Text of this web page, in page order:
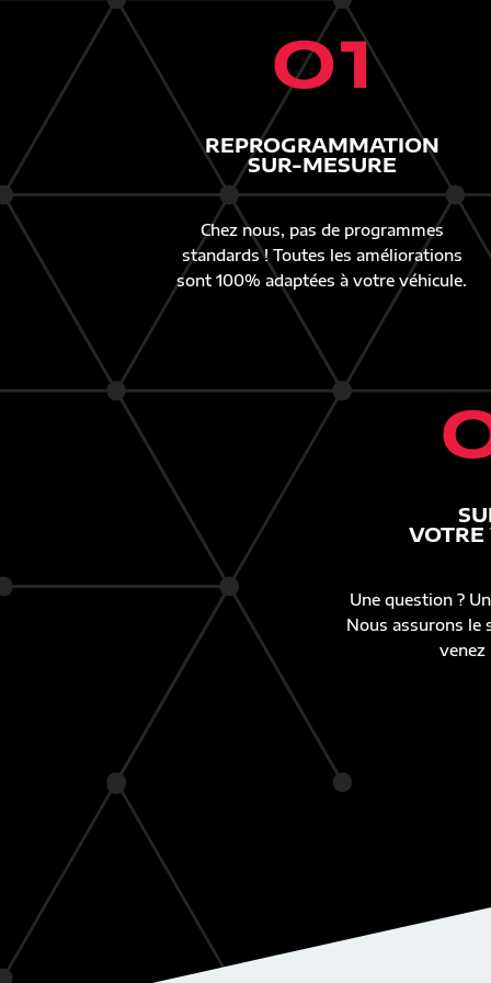
01
REPROGRAMMATION
SUR-MESURE
Chez nous, pas de programmes
standards ! Toutes les améliorations
sont 100% adaptées à votre véhicule.
Une question ?
Nous assurons le
venez